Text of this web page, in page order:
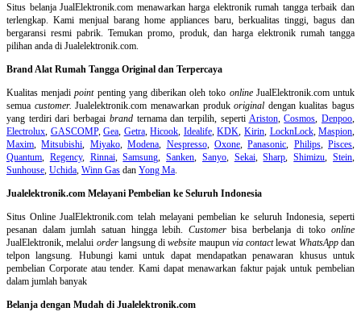
Situs belanjaJualElektronik.com menawarkan harga elektronik rumah tangga terbaik dan
terlengkap. Kami menjual barang home appliances baru, berkualitas tinggi, bagus dan
bergaransi resmi pabrik. Temukan promo, produk, dan harga elektronik rumah tangga
pilihan anda di Jualelektronik.com.
Brand Alat Rumah Tangga Original dan Terpercaya
Kualitas menjadipointpenting yang diberikan oleh toko onlineJualElektronik.com untuk
semua customer. Jualelektronik.com menawarkan produkoriginal dengan kualitas bagus
yang terdiri dari berbagai brandternama dan terpilih, seperti Ariston,Cosmos ,Denpoo
Electrolux GASCOMP,Gea Getra,Hicook Idealife,KDK Kirin, LocknLock,Maspion
Maxim ,Mitsubishi Miyako,Modena Nespresso, Oxone,Panasonic Philips, Pisces
Quantum
Regency, Rinnai,Samsung ,Sanken Sanyo, Sekai,Sharp ,Shimizu ,Stein
Sunhouse Uchida Winn Gas dan Yong Ma
Jualelektronik.com Melayani Pembelian ke Seluruh Indonesia
Situs Online JualElektronik.com telah melayani pembelian ke seluruh Indonesia, seperti
pesanan dalam jumlah satuan hingga lebih. Customerbisa berbelanja di tokoonline
JualElektronik, melalui orderlangsung diwebsite maupun via contactlewat WhatsAppdan
telpon langsung
Hubungi kami untuk dapat mendapatkan penawaran khusus untuk
pembelian Corporate atau tender. Kami dapat menawarkan faktur pajak untuk pembelian
dalam jumlah banyak
Belanja dengan Mudah di Jualelektronik.com